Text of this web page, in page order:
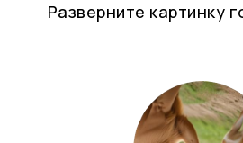
Разверните картинку